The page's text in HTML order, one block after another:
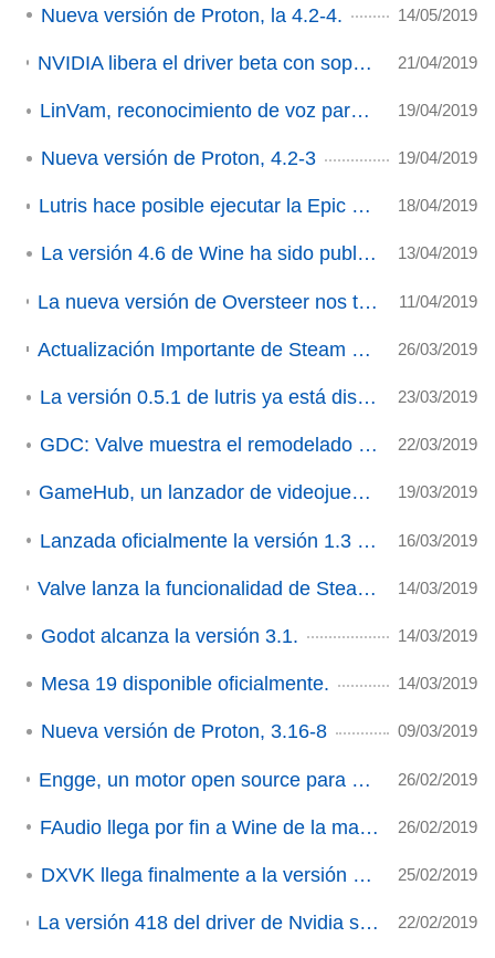
Nueva versión de Proton, la 4.2-4. 14/05/2019
NVIDIA libera el driver beta con soporte para Ray-Tracing en algunas gráficas pre-RTX 21/04/2019
LinVam, reconocimiento de voz para nuestros juegos 19/04/2019
Nueva versión de Proton, 4.2-3 19/04/2019
Lutris hace posible ejecutar la Epic Games Store gracias a Wine 18/04/2019
La versión 4.6 de Wine ha sido publicada 13/04/2019
La nueva versión de Oversteer nos trae interesantes añadidos (ACTUALIZADO 3) 11/04/2019
Actualización Importante de Steam Play: Proton alcanza la versión 4.2 (ACTUALIZADO) 26/03/2019
La versión 0.5.1 de lutris ya está disponible 23/03/2019
GDC: Valve muestra el remodelado de cara de Steam 22/03/2019
GameHub, un lanzador de videojuegos con integraciones muy interesantes 19/03/2019
Lanzada oficialmente la versión 1.3 de GameMode 16/03/2019
Valve lanza la funcionalidad de Steam Link Anywhere y abre su propia red a los desarrolladores 14/03/2019
Godot alcanza la versión 3.1. 14/03/2019
Mesa 19 disponible oficialmente. 14/03/2019
Nueva versión de Proton, 3.16-8 09/03/2019
Engge, un motor open source para poder jugar a Thimbleweed Park™ 26/02/2019
FAudio llega por fin a Wine de la mano de Ethan Lee 26/02/2019
DXVK llega finalmente a la versión 1.0. 25/02/2019
La versión 418 del driver de Nvidia se hace estable trayendo importantes mejoras. 22/02/2019